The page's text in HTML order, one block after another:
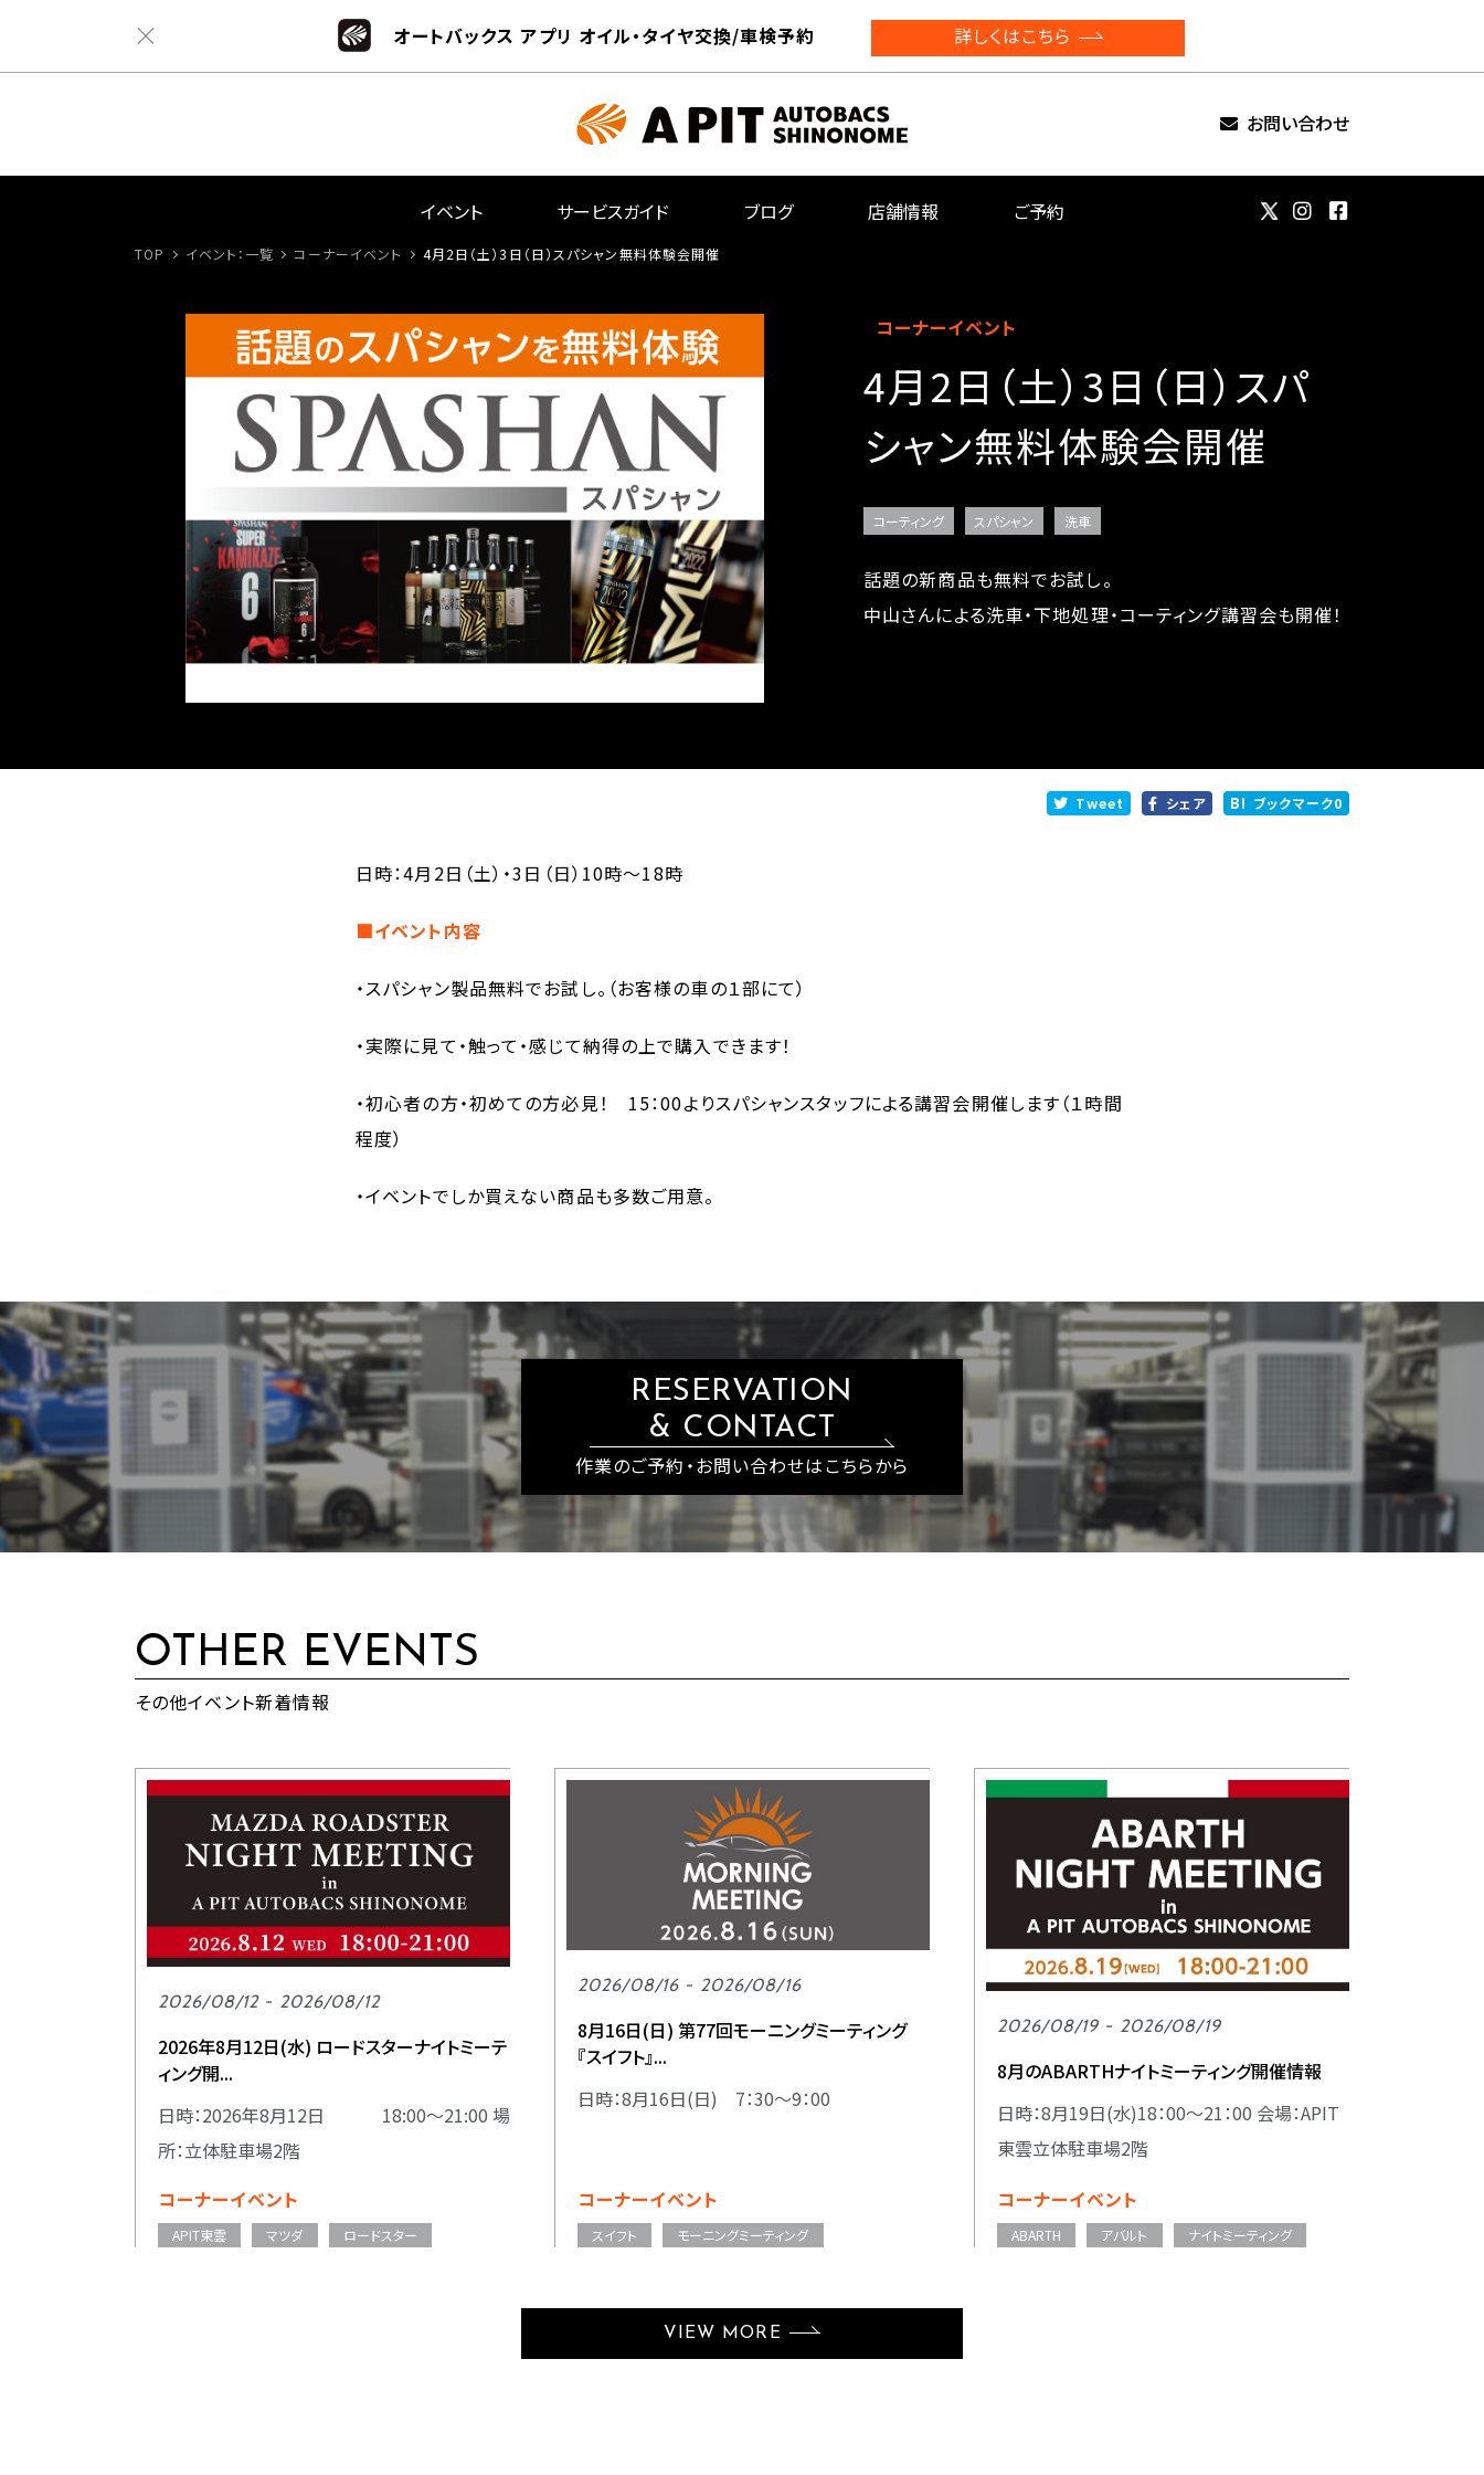
オートバックス アプリ オイル・タイヤ交換/車検予約 詳しくはこちら
お問い合わせ
イベント サービスガイド ブログ 店舗情報 ご予約
TOP イベント：一覧 コーナーイベント 4月2日（土）3日（日）スパシャン無料体験会開催
コーナーイベント
4月2日（土）3日（日）スパ
シャン無料体験会開催
コーティング スパシャン 洗車
話題の新商品も無料でお試し。
中山さんによる洗車・下地処理・コーティング講習会も開催！
Tweet シェア ブックマーク0
日時：4月2日（土）・3日（日）10時～18時
■イベント内容
・スパシャン製品無料でお試し。（お客様の車の１部にて）
・実際に見て・触って・感じて納得の上で購入できます！
・初心者の方・初めての方必見！ 15：00よりスパシャンスタッフによる講習会開催します（１時間
程度）
・イベントでしか買えない商品も多数ご用意。
RESERVATION
& CONTACT
作業のご予約・お問い合わせはこちらから
OTHER EVENTS
その他イベント新着情報
2026/08/12 - 2026/08/12
2026年8月12日(水) ロードスターナイトミーテ
ィング開...
日時：2026年8月12日 18:00～21:00 場
所：立体駐車場2階
コーナーイベント
APIT東雲 マツダ ロードスター
2026/08/16 - 2026/08/16
8月16日(日) 第77回モーニングミーティング
『スイフト』...
日時：8月16日(日) 7：30～9：00
コーナーイベント
スイフト モーニングミーティング
2026/08/19 - 2026/08/19
8月のABARTHナイトミーティング開催情報
日時：8月19日(水)18：00～21：00 会場：APIT
東雲立体駐車場2階
コーナーイベント
ABARTH アバルト ナイトミーティング
VIEW MORE